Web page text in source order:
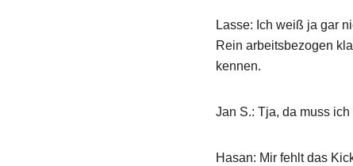
Lasse: Ich weiß ja gar
Rein arbeitsbezogen
kennen.
Jan S.: Tja, da muss
Hasan: Mir fehlt das